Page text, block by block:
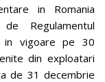
in Romania
Regulamentul
in vigoare pe 30
din exploatari
de 31 decembrie